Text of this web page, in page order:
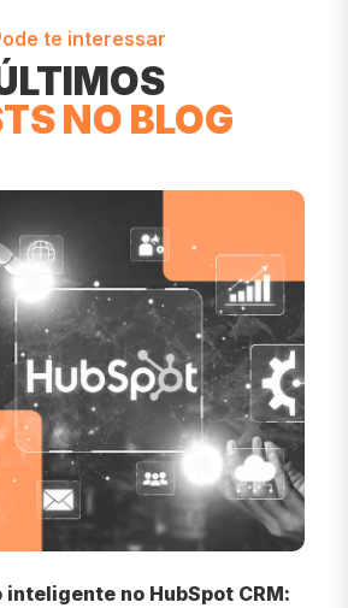
te interessar
NO BLOG
no HubSpot CRM: